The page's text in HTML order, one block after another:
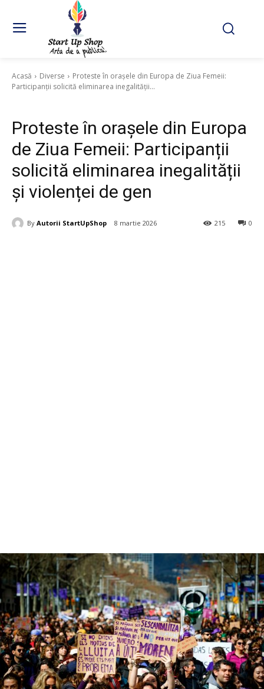
Acasă Diverse
Proteste în orașele din Europa de Ziua Femeii:
Participanții solicită eliminarea inegalității...
Proteste în orașele din Europa
de Ziua Femeii: Participanții
solicită eliminarea inegalității
și violenței de gen
By Autorii StartUpShop 8 martie 2026 0
215